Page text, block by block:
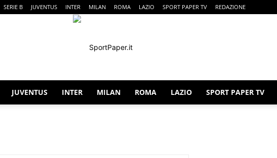
SERIE B JUVENTUS INTER MILAN ROMA LAZIO SPORT PAPER TV REDAZIONE
JUVENTUS INTER MILAN ROMA LAZIO SPORT PAPER TV